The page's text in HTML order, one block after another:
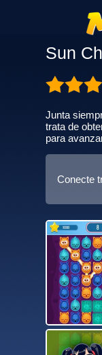
Sun
Junta
trata de
para
Conecte